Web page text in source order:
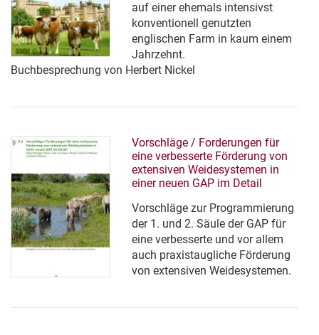
auf einer ehemals intensivst
konventionell genutzten
englischen Farm in kaum einem
Jahrzehnt.
Buchbesprechung von Herbert Nickel
Vorschläge / Forderungen für
eine verbesserte Förderung von
extensiven Weidesystemen in
einer neuen GAP im Detail
Vorschläge zur Programmierung
der 1. und 2. Säule der GAP für
eine verbesserte und vor allem
auch praxistaugliche Förderung
von extensiven Weidesystemen.